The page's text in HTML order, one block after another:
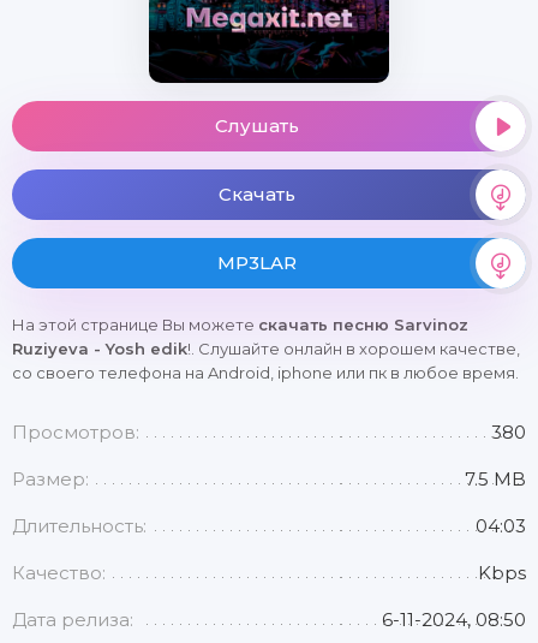
Слушать
Скачать
MP3LAR
На этой странице Вы можете скачать песню Sarvinoz
Ruziyeva - Yosh edik!. Слушайте онлайн в хорошем качестве,
со своего телефона на Android, iphone или пк в любое время.
Просмотров: 380
Размер: 7.5 MB
Длительность: 04:03
Качество: Kbps
Дата релиза: 6-11-2024, 08:50